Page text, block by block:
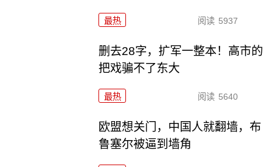
最热 阅读 5937
删去28字，扩军一整本！高市的
把戏骗不了东大
最热 阅读 5640
欧盟想关门，中国人就翻墙，布
鲁塞尔被逼到墙角